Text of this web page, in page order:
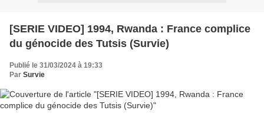
[SERIE VIDEO] 1994, Rwanda : France complice
du génocide des Tutsis (Survie)
Publié le 31/03/2024 à 19:33
Par Survie